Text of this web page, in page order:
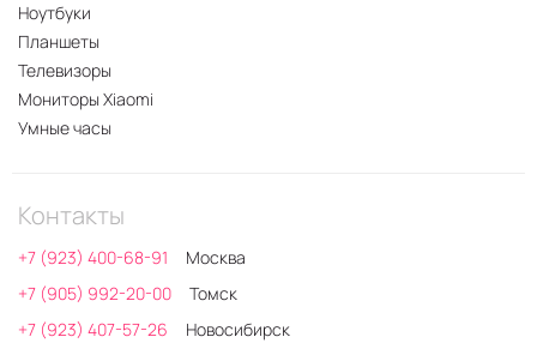
Ноутбуки
Планшеты
Телевизоры
Мониторы Xiaomi
Умные часы
Контакты
+7 (923) 400-68-91
Москва
+7 (905) 992-20-00
Томск
+7 (923) 407-57-26
Новосибирск